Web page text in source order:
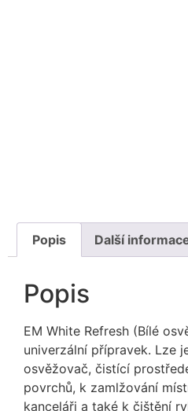
Popis Další
Popis
EM White Refresh (Bílé
univerzální přípravek. Lze
osvěžovač, čistící
povrchů, k zamlžování
kanceláři a také k čištění